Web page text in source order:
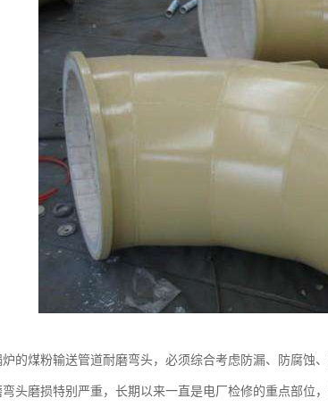
的煤粉输送管道耐磨弯头，必须综合考虑防漏、防腐蚀
头磨损特别严重，长期以来一直是电厂检修的重点部位